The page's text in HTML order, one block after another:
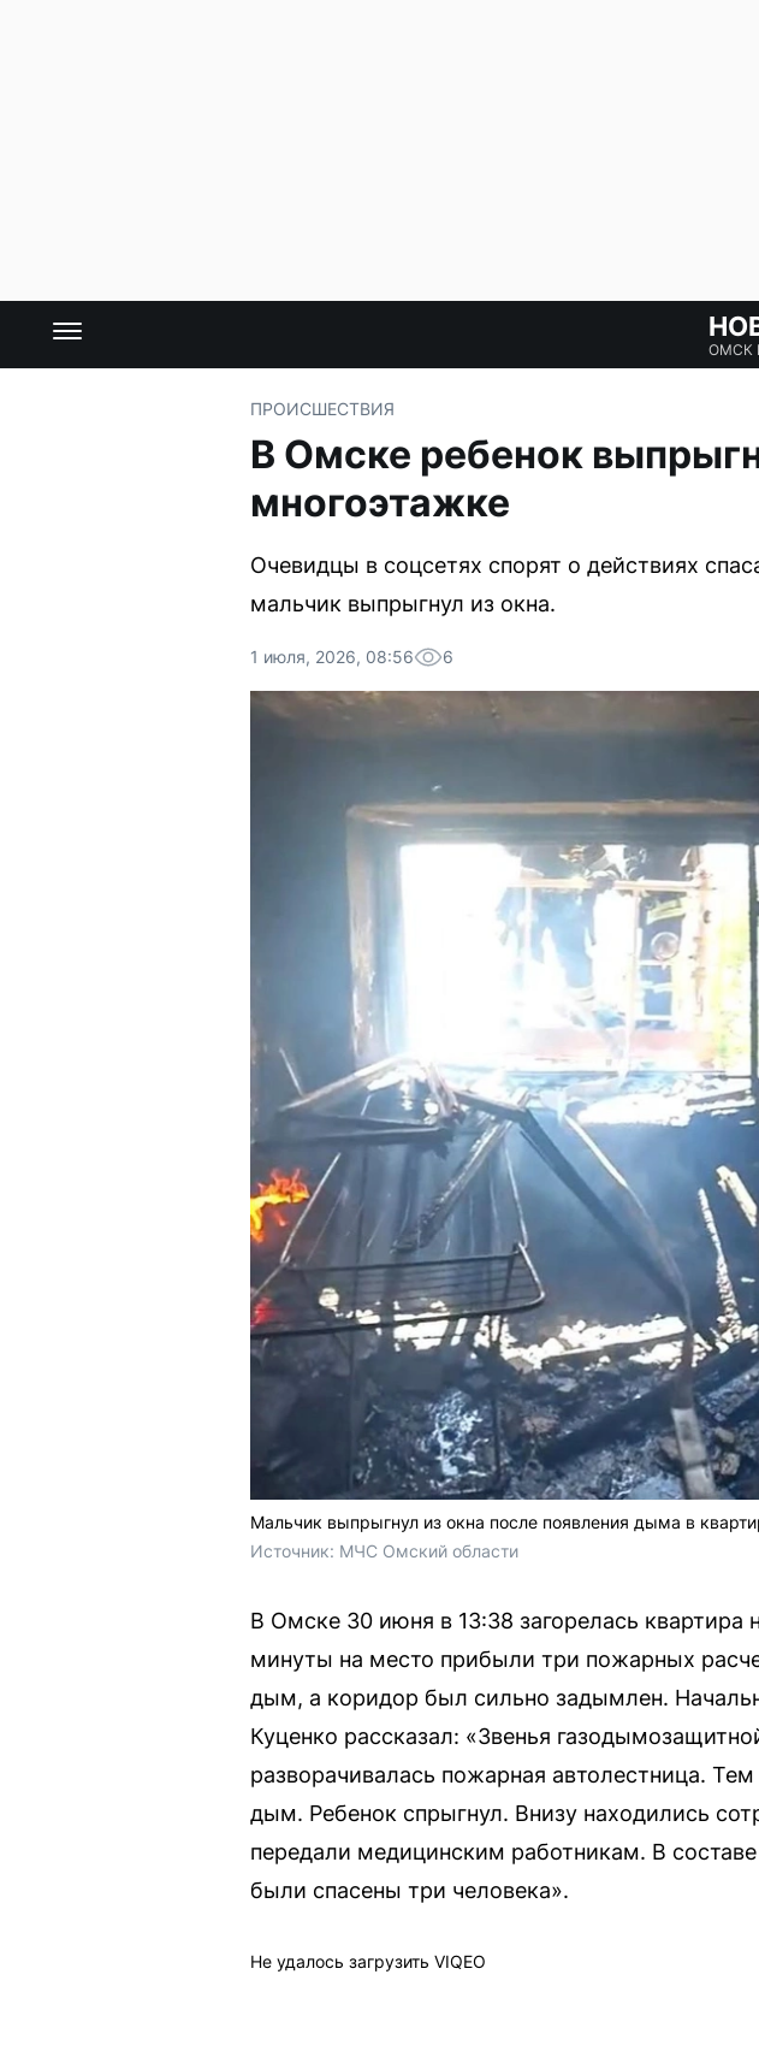
ОМСК
ПРОИСШЕСТВИЯ
В Омске ребенок
многоэтажке
Очевидцы в соцсетях спорят о действиях
мальчик выпрыгнул из окна.
1 июля, 2026, 08:56 6
Мальчик выпрыгнул из окна после появления дыма в
Источник: МЧС Омский области
В Омске 30 июня в 13:38 загорелась
минуты на место прибыли три пожарных
дым, а коридор был сильно задымлен.
Куценко рассказал: «Звенья
разворачивалась пожарная автолестница.
дым. Ребенок спрыгнул. Внизу находились
передали медицинским работникам. В
были спасены три человека».
Не удалось загрузить VIQEO